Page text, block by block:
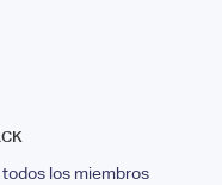
los miembros